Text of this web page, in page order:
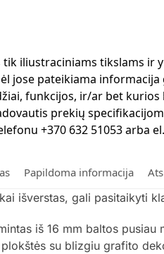
iliustraciniams tikslams ir
jose pateikiama
funkcijos, ir/ar bet
prekių
+370 632 51053 arba
Papildoma informacija
išverstas, gali pasitaikyti
iš 16 mm baltos
su blizgiu grafito